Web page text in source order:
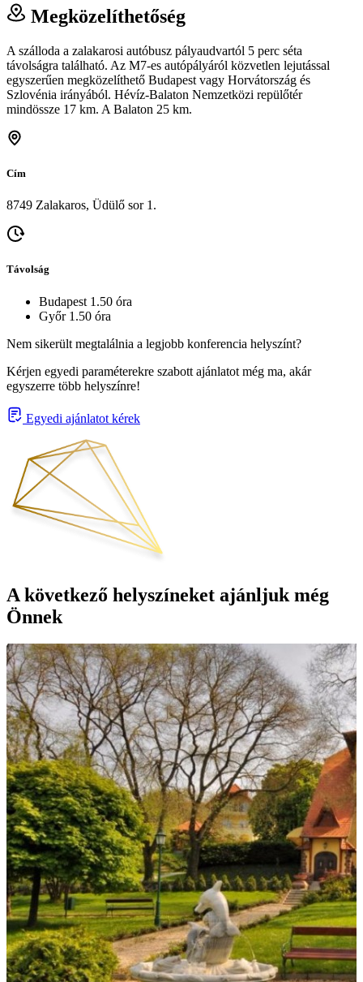
Megközelíthetőség
A szálloda a zalakarosi autóbusz pályaudvartól 5 perc séta
távolságra található. Az M7-es autópályáról közvetlen lejutással
egyszerűen megközelíthető Budapest vagy Horvátország és
Szlovénia irányából. Hévíz-Balaton Nemzetközi repülőtér
mindössze 17 km. A Balaton 25 km.
Cím
8749 Zalakaros, Üdülő sor 1.
Távolság
Budapest 1.50 óra
Győr 1.50 óra
Nem sikerült megtalálnia a legjobb konferencia helyszínt?
Kérjen egyedi paraméterekre szabott ajánlatot még ma, akár
egyszerre több helyszínre!
Egyedi ajánlatot kérek
A következő helyszíneket ajánljuk még
Önnek